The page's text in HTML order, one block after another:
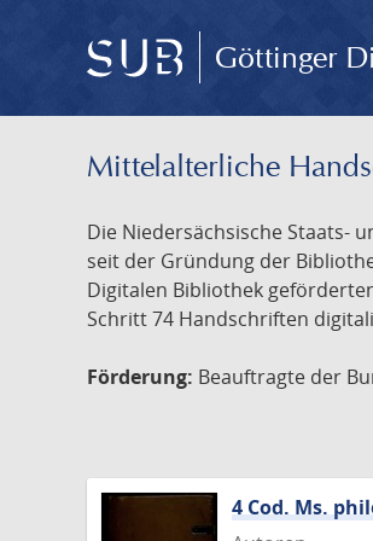
Göttinger
Mittelalterliche
Die Niedersächsische Staats-
seit der Gründung der
Digitalen Bibliothek
Schritt 74 Handschriften
Förderung: Beauftragte der
4 Cod. Ms.